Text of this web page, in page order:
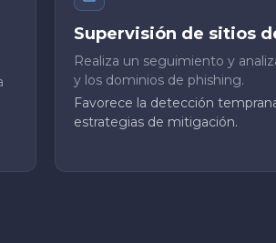
Supervisión de sitios
Realiza un seguimiento y
y los dominios de phishing.
Favorece la detección
estrategias de mitigación.